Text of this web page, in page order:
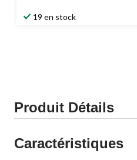
19 en stock
Produit Détails
Caractéristiques